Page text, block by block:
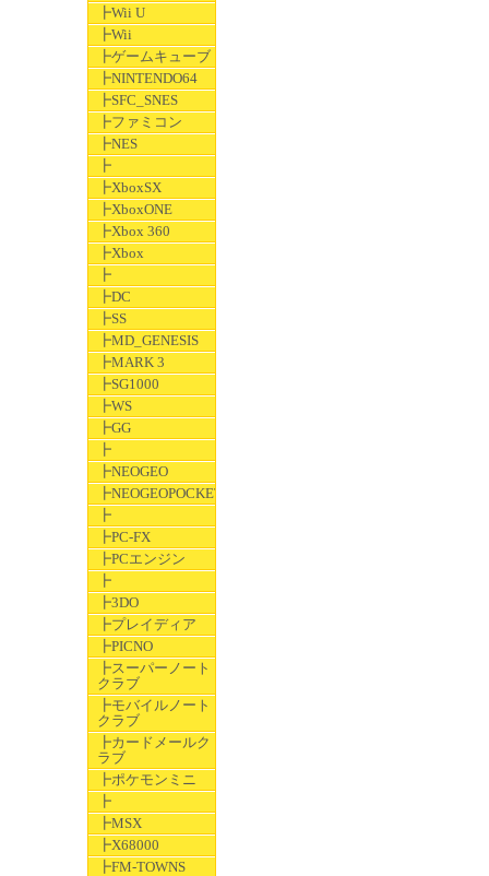
┣Wii U
┣Wii
┣ゲームキューブ
┣NINTENDO64
┣SFC_SNES
┣ファミコン
┣NES
┣
┣XboxSX
┣XboxONE
┣Xbox 360
┣Xbox
┣
┣DC
┣SS
┣MD_GENESIS
┣MARK 3
┣SG1000
┣WS
┣GG
┣
┣NEOGEO
┣NEOGEOPOCKET
┣
┣PC-FX
┣PCエンジン
┣
┣3DO
┣プレイディア
┣PICNO
┣スーパーノート
クラブ
┣モバイルノート
クラブ
┣カードメールク
ラブ
┣ポケモンミニ
┣
┣MSX
┣X68000
┣FM-TOWNS